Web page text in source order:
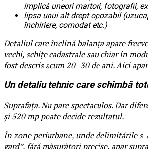
implică uneori martori, fotografii,
lipsa unui alt drept opozabil
închiriere, comodat etc.)
Detaliul care înclină balanța apare
vechi, schițe cadastrale sau chiar în
fost descris acum 20–30 de ani. Aici
Un detaliu tehnic care schimbă
Suprafața. Nu pare spectaculos. Dar
și 520 mp poate decide rezultatul.
În zone periurbane, unde delimitările s-
gard”, fără măsurători precise, apar